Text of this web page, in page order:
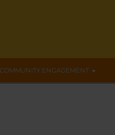
COMMUNITY ENGAGEMENT